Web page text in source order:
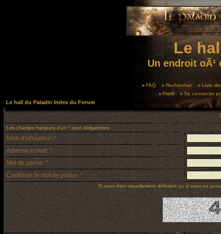
Le
Un endroit
FAQ Rechercher
Liste
Profil
Se connecter
Le hall du Paladin Index du Forum
Les champs marqués d'un * sont obligatoires.
Nom d'utilisateur: *
Adresse e-mail: *
Mot de passe: *
Confirmer le mot de passe: *
Si vous êtes visuellement déficient ou si vous ne